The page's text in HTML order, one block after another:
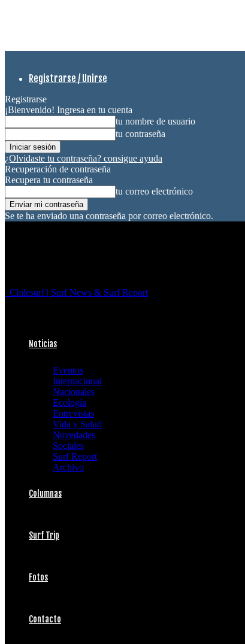
Registrarse / Unirse
Registrarse
¡Bienvenido! Ingresa en tu cuenta
tu nombre de usuario
tu contraseña
¿Olvidaste tu contraseña? consigue ayuda
Recuperación de contraseña
Recupera tu contraseña
tu correo electrónico
Se te ha enviado una contraseña por correo electrónico.
Chilesurf | Surf News & Surf Report
Noticias
Eventos
Internacional
Nacionales
Ecología
Entrevistas
Vida y Salud
Novedades
Sociales
Surf Report
Archivo
Columnas
Surf Trip
Fotos
Contacto